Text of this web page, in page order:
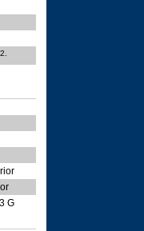
2.
G